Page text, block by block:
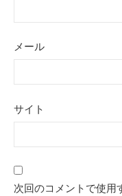
メール
サイト
次回のコメントで使用